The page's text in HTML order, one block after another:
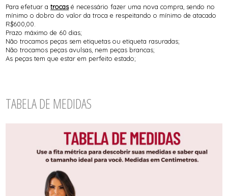
Para efetuar atrocas é necessário fazer uma nova compra, sendo no
mínimo o dobro do valor da troca e respeitando o mínimo de atacado
R$600,00.
Prazo máximo de 60 dias;
Não trocamos peças sem etiquetas ou etiqueta rasuradas;
Não trocamos peças avulsas, nem peças brancas;
As peças tem que estar em perfeito estado;
TABELA DE MEDIDAS